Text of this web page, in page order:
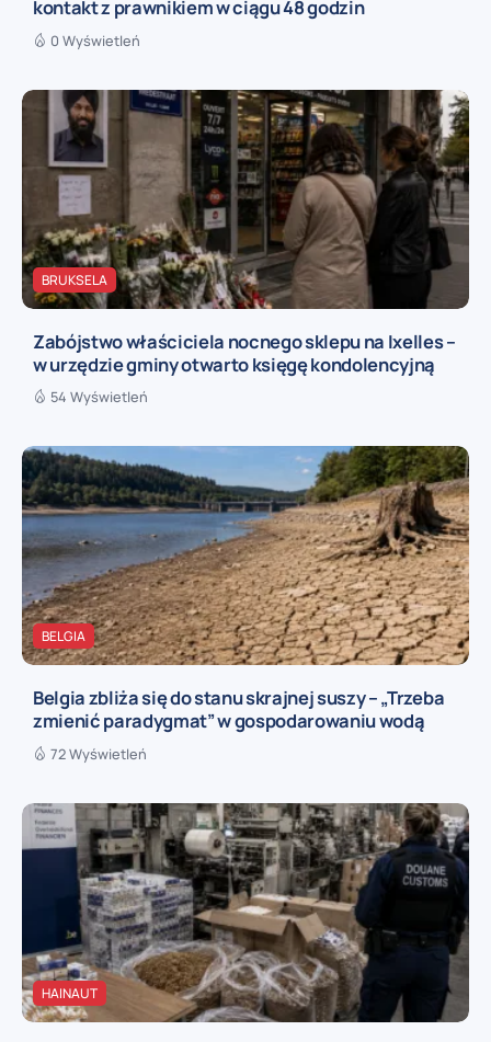
kontakt z prawnikiem w ciągu 48 godzin
0 Wyświetleń
BRUKSELA
Zabójstwo właściciela nocnego sklepu na Ixelles –
w urzędzie gminy otwarto księgę kondolencyjną
54 Wyświetleń
BELGIA
Belgia zbliża się do stanu skrajnej suszy – „Trzeba
zmienić paradygmat” w gospodarowaniu wodą
72 Wyświetleń
HAINAUT